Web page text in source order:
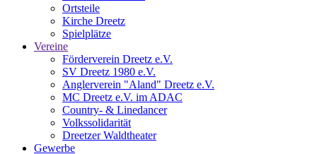
Ortsteile
Kirche Dreetz
Spielplätze
Vereine
Förderverein Dreetz e.V.
SV Dreetz 1980 e.V.
Anglerverein "Aland" Dreetz e.V.
MC Dreetz e.V. im ADAC
Country- & Linedancer
Volkssolidarität
Dreetzer Waldtheater
Gewerbe